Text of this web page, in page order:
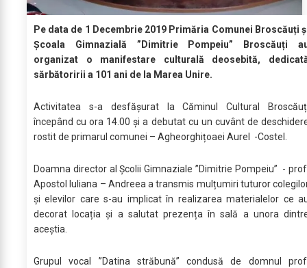
Pe data de 1 Decembrie 2019 Primăria Comunei Broscăuți
Școala Gimnazială ”Dimitrie Pompeiu” Broscăuți
organizat o manifestare culturală deosebită,
sărbătoririi a 101 ani de la Marea Unire.
Activitatea s-a desfășurat la Căminul Cultural
începând cu ora 14.00 și a debutat cu un cuvânt de
rostit de primarul comunei – Agheorghițoaei Aurel -Costel.
Doamna director al Școlii Gimnaziale ”Dimitrie Pompeiu” -
Apostol Iuliana – Andreea a transmis mulțumiri tuturor
și elevilor care s-au implicat în realizarea materialelor ce
decorat locația și a salutat prezența în sală a unora
aceștia.
Grupul vocal ”Datina străbună” condusă de domnul